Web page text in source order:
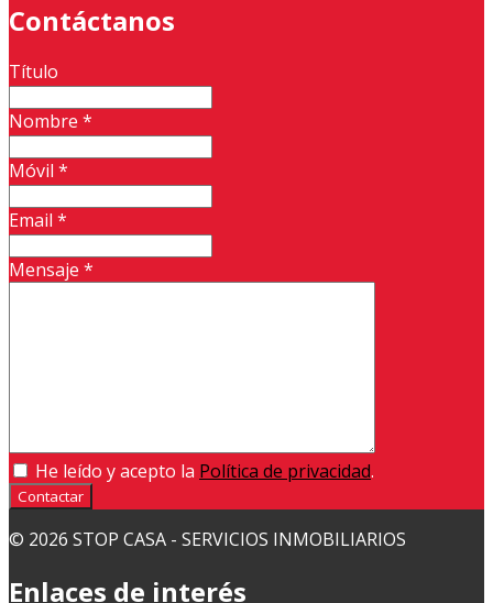
Contáctanos
Título
Nombre *
Móvil *
Email *
Mensaje *
He leído y acepto la Política de privacidad.
Contactar
© 2026 STOP CASA - SERVICIOS INMOBILIARIOS
Enlaces de interés